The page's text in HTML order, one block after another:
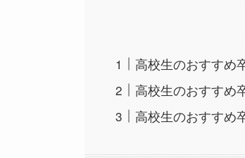
高校生のおすすめ
高校生のおすすめ
高校生のおすすめ